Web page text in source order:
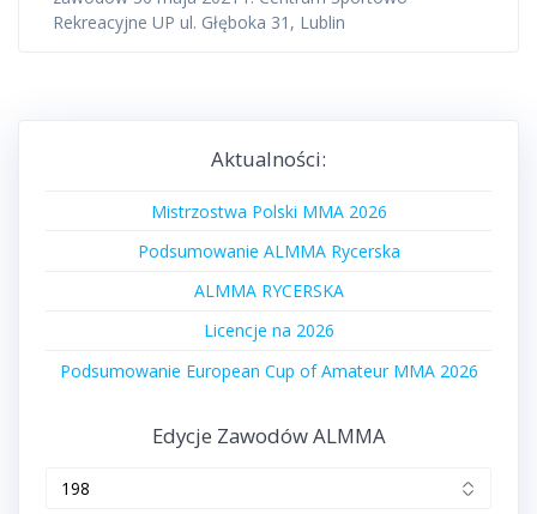
Rekreacyjne UP ul. Głęboka 31, Lublin
Aktualności:
Mistrzostwa Polski MMA 2026
Podsumowanie ALMMA Rycerska
ALMMA RYCERSKA
Licencje na 2026
Podsumowanie European Cup of Amateur MMA 2026
Edycje Zawodów ALMMA